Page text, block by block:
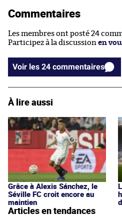
Commentaires
Les membres ont posté 24
Participez à la discussion en
Voir les 24 commentaires
À lire aussi
Grâce à Alexis Sánchez, le
Séville FC croit encore au
maintien
Articles en tendances